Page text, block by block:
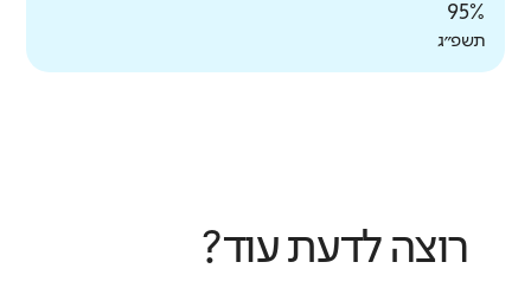
95%
תשפ״ג
רוצה לדעת עוד?